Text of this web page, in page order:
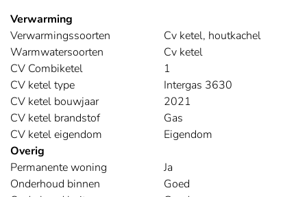
Verwarming
Verwarmingssoorten
Cv ketel, houtkachel
Warmwatersoorten
Cv ketel
CV Combiketel
1
CV ketel type
Intergas 3630
CV ketel bouwjaar
2021
CV ketel brandstof
Gas
CV ketel eigendom
Eigendom
Overig
Permanente woning
Ja
Onderhoud binnen
Goed